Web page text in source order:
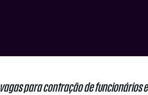
para contração de funcionários e